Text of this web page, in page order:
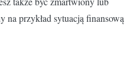
na przykład sytuacją finansową